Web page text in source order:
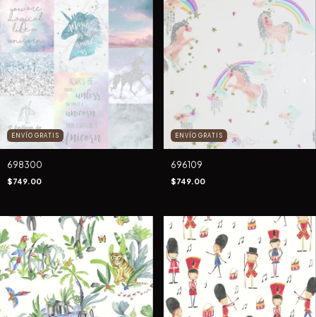
ENVÍO GRATIS
698300
$749.00
ENVÍO GRATIS
696109
$749.00